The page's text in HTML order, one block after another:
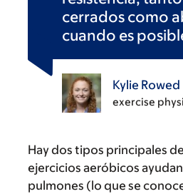
cerrados como
cuando es
Kylie Rowed
exercise
Hay dos tipos principales
ejercicios aeróbicos
pulmones (lo que se